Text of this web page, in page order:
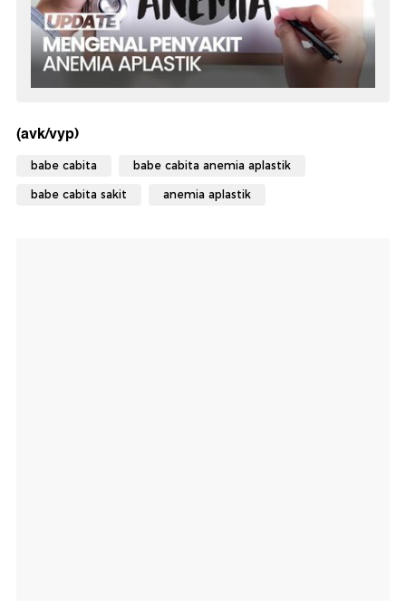
(avk/vyp)
babe cabita babe cabita anemia aplastik
babe cabita sakit anemia aplastik